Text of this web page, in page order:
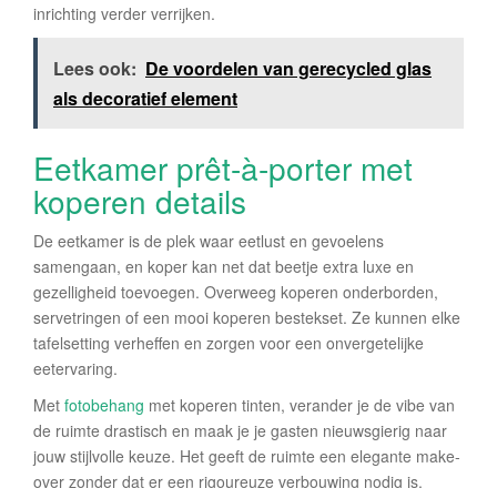
inrichting verder verrijken.
Lees ook: De voordelen van gerecycled glas
als decoratief element
Eetkamer prêt-à-porter met
koperen details
De eetkamer is de plek waar eetlust en gevoelens
samengaan, en koper kan net dat beetje extra luxe en
gezelligheid toevoegen. Overweeg koperen onderborden,
servetringen of een mooi koperen bestekset. Ze kunnen elke
tafelsetting verheffen en zorgen voor een onvergetelijke
eetervaring.
Met fotobehang met koperen tinten, verander je de vibe van
de ruimte drastisch en maak je je gasten nieuwsgierig naar
jouw stijlvolle keuze. Het geeft de ruimte een elegante make-
over zonder dat er een rigoureuze verbouwing nodig is.